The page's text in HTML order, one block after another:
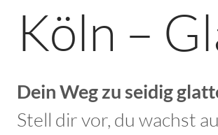
Köln –
Dein Weg zu seidig
Stell dir vor, du wachst